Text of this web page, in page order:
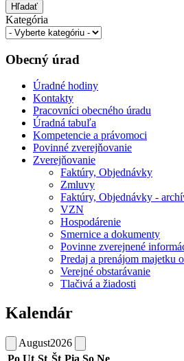
Hľadať
Kategória
Obecný úrad
Úradné hodiny
Kontakty
Pracovníci obecného úradu
Úradná tabuľa
Kompetencie a právomoci
Povinné zverejňovanie
Zverejňovanie
Faktúry, Objednávky
Zmluvy
Faktúry, Objednávky -
VZN
Hospodárenie
Smernice a dokumenty
Povinne zverejnené
Predaj a prenájom majetku
Verejné obstarávanie
Tlačivá a žiadosti
Kalendár
August2026